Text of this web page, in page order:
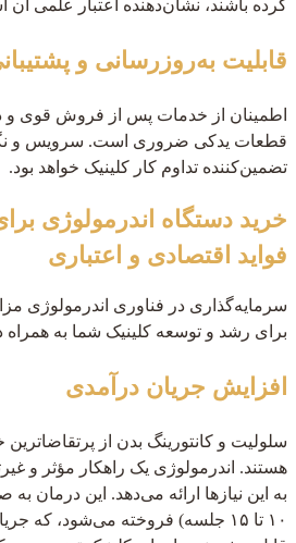
کرده باشند، نشان‌دهنده اعتبار علمی
قابلیت به‌روزرسانی و
اطمینان از خدمات پس از فروش قوی
قطعات یدکی ضروری است. سرویس و
تضمین‌کننده تداوم کار کلینیک خواهد بود.
خرید دستگاه اندرمولوژی
فواید اقتصادی و اعتباری
سرمایه‌گذاری در فناوری اندرمولوژی
برای رشد و توسعه کلینیک شما به همراه
افزایش جریان درآمدی
سلولیت و کانتورینگ بدن از پرتقاضاترین
هستند. اندرمولوژی یک راهکار مؤثر و
به این نیازها ارائه می‌دهد. این درمان
۱۰ تا ۱۵ جلسه) فروخته می‌شود، که